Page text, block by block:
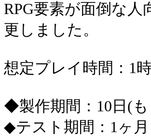
RPG要素が面倒な
更しました。
想定プレイ時間：1
◆製作期間：10日(
◆テスト期間：1ヶ月